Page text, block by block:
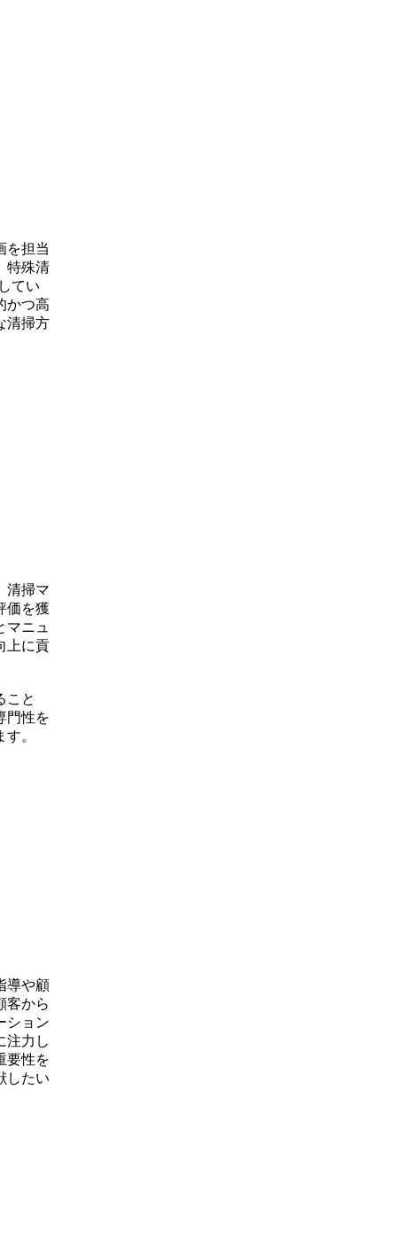
を担当
特殊清
てい
かつ高
清掃方
清掃マ
価を獲
ニュ
上に貢
こと
門性を
。
導や顧
客から
ション
注力し
要性を
したい